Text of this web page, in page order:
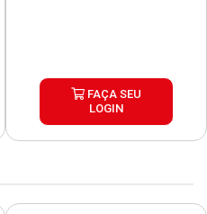
FAÇA SEU
LOGIN